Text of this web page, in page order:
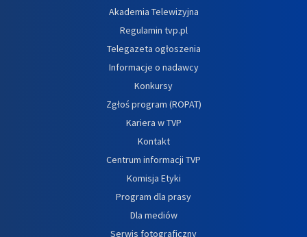
Akademia Telewizyjna
Regulamin tvp.pl
Telegazeta ogłoszenia
Informacje o nadawcy
Konkursy
Zgłoś program (ROPAT)
Kariera w TVP
Kontakt
Centrum informacji TVP
Komisja Etyki
Program dla prasy
Dla mediów
Serwis fotograficzny